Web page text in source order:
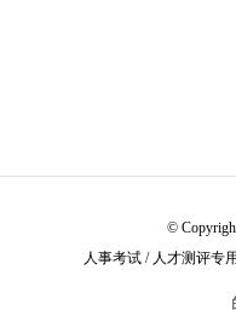
©
人事考试 / 人才测评专